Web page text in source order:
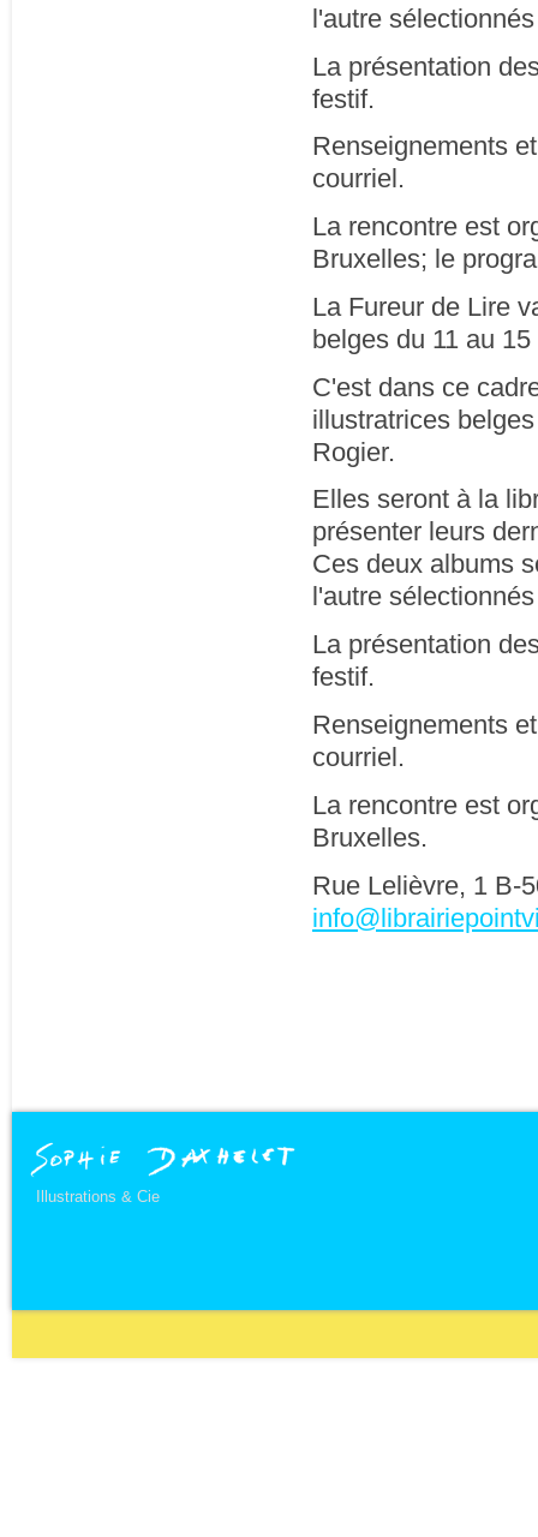
l'autre
La présentation
festif.
Renseignements
courriel.
La rencontre est
Bruxelles; le
La Fureur de Lire
belges du 11 au
C'est dans ce
illustratrices
Rogier.
Elles seront à la
présenter leurs
Ces deux albums
l'autre
La présentation
festif.
Renseignements
courriel.
La rencontre est
Bruxelles.
Rue Lelièvre, 1 B-
Illustrations & Cie